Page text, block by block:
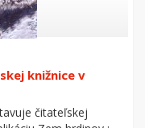
knižnice v
čitateľskej